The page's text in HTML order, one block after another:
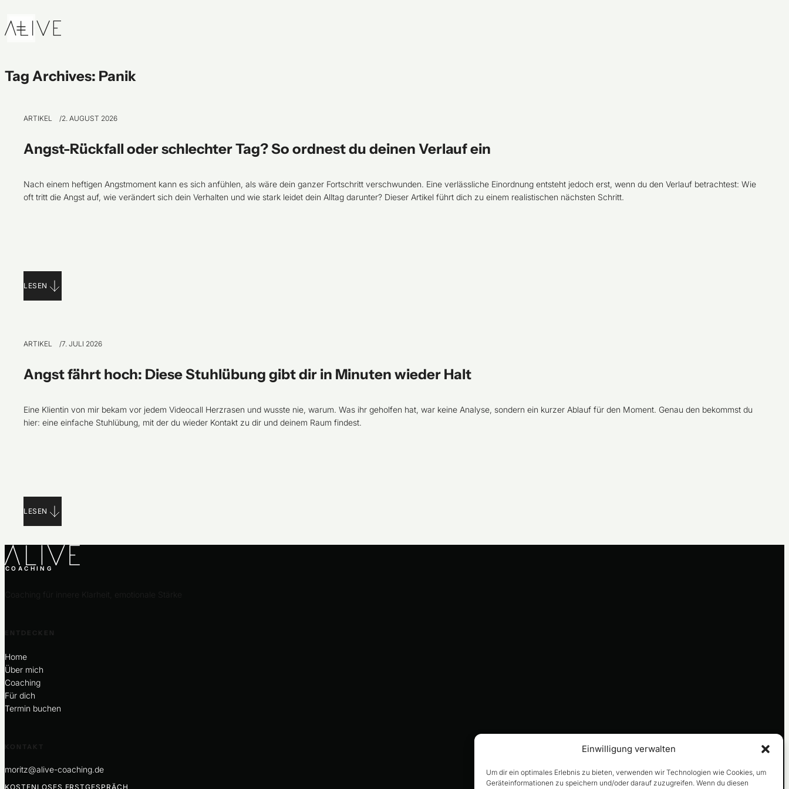
Einwilligung verwalten
Um dir ein optimales Erlebnis zu bieten, verwenden wir Technologien wie Cookies, um
Geräteinformationen zu speichern und/oder darauf zuzugreifen. Wenn du diesen
Tag Archives: Panik
ARTIKEL 2. AUGUST 2026
Angst-Rückfall oder schlechter Tag? So ordnest du deinen Verlauf ein
Nach einem heftigen Angstmoment kann es sich anfühlen, als wäre dein ganzer Fortschritt verschwunden. Eine verlässliche Einordnung entsteht jedoch erst, wenn du den Verlauf betrachtest: Wie
oft tritt die Angst auf, wie verändert sich dein Verhalten und wie stark leidet dein Alltag darunter? Dieser Artikel führt dich zu einem realistischen nächsten Schritt.
LESEN
ARTIKEL 7. JULI 2026
Angst fährt hoch: Diese Stuhlübung gibt dir in Minuten wieder Halt
Eine Klientin von mir bekam vor jedem Videocall Herzrasen und wusste nie, warum. Was ihr geholfen hat, war keine Analyse, sondern ein kurzer Ablauf für den Moment. Genau den bekommst du
hier: eine einfache Stuhlübung, mit der du wieder Kontakt zu dir und deinem Raum findest.
LESEN
COACHING
Coaching für innere Klarheit, emotionale Stärke
ENTDECKEN
Home
Über mich
Coaching
Für dich
Termin buchen
KONTAKT
moritz@alive-coaching.de
KOSTENLOSES ERSTGESPRÄCH